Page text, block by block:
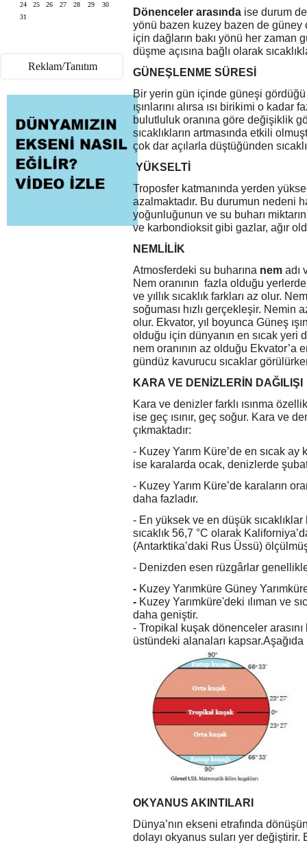
24
25 26 27 28 29
30
31
Reklam/Tanıtım
Dönenceler arasında ise durum
yönü bazen kuzey bazen de güney
için dağların bakı yönü her zaman
düşme açısına bağlı olarak
GÜNEŞLENME SÜRESİ
Bir yerin gün içinde güneşi
ışınlarını alırsa ısı birikimi o
bulutluluk oranına göre değişiklik
sıcaklıkların artmasında etkili
çok dar açılarla düştüğünden
YÜKSELTİ
Troposfer katmanında yerden
azalmaktadır. Bu durumun nedeni
yoğunluğunun ve su buharı
ve karbondioksit gibi gazlar, ağır
NEMLİLİK
Atmosferdeki su buharına nem adı
Nem oranının fazla olduğu
ve yıllık sıcaklık farkları az olur.
soğuması hızlı gerçekleşir. Nemin
olur. Ekvator, yıl boyunca Güneş
olduğu için dünyanın en sıcak yeri
nem oranının az olduğu
gündüz kavurucu sıcaklar
KARA VE DENİZLERİN DAĞILIŞI
Kara ve denizler farklı ısınma
ise geç ısınır, geç soğur. Kara ve
çıkmaktadır:
- Kuzey Yarım Küre’de en sıcak
ise karalarda ocak, denizlerde
- Kuzey Yarım Küre’de karaların
daha fazladır.
- En yüksek ve en düşük
sıcaklık 56,7 °C olarak
(Antarktika’daki Rus Üssü)
- Denizden esen rüzgârlar
- Kuzey Yarımküre Güney
- Kuzey Yarımküre'deki ılıman ve
daha geniştir.
- Tropikal kuşak dönenceler arasını
üstündeki alanaları
OKYANUS AKINTILARI
Dünya’nın ekseni etrafında
dolayı okyanus suları yer değiştirir.